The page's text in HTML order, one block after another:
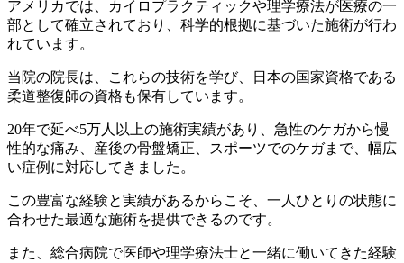
アメリカでは、カイロプラクティックや理学療法が医療の一
部として確立されており、科学的根拠に基づいた施術が行わ
れています。
当院の院長は、これらの技術を学び、日本の国家資格である
柔道整復師の資格も保有しています。
20年で延べ5万人以上の施術実績があり、急性のケガから慢
性的な痛み、産後の骨盤矯正、スポーツでのケガまで、幅広
い症例に対応してきました。
この豊富な経験と実績があるからこそ、一人ひとりの状態に
合わせた最適な施術を提供できるのです。
また、総合病院で医師や理学療法士と一緒に働いてきた経験